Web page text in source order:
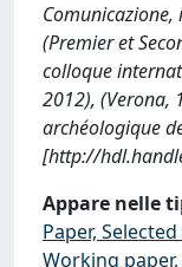
Comunicazione,
(Premier et
colloque
2012), (Verona,
archéologique
[http://
Appare nelle
Paper,
Working